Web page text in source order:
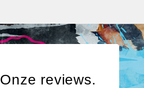
Onze reviews.